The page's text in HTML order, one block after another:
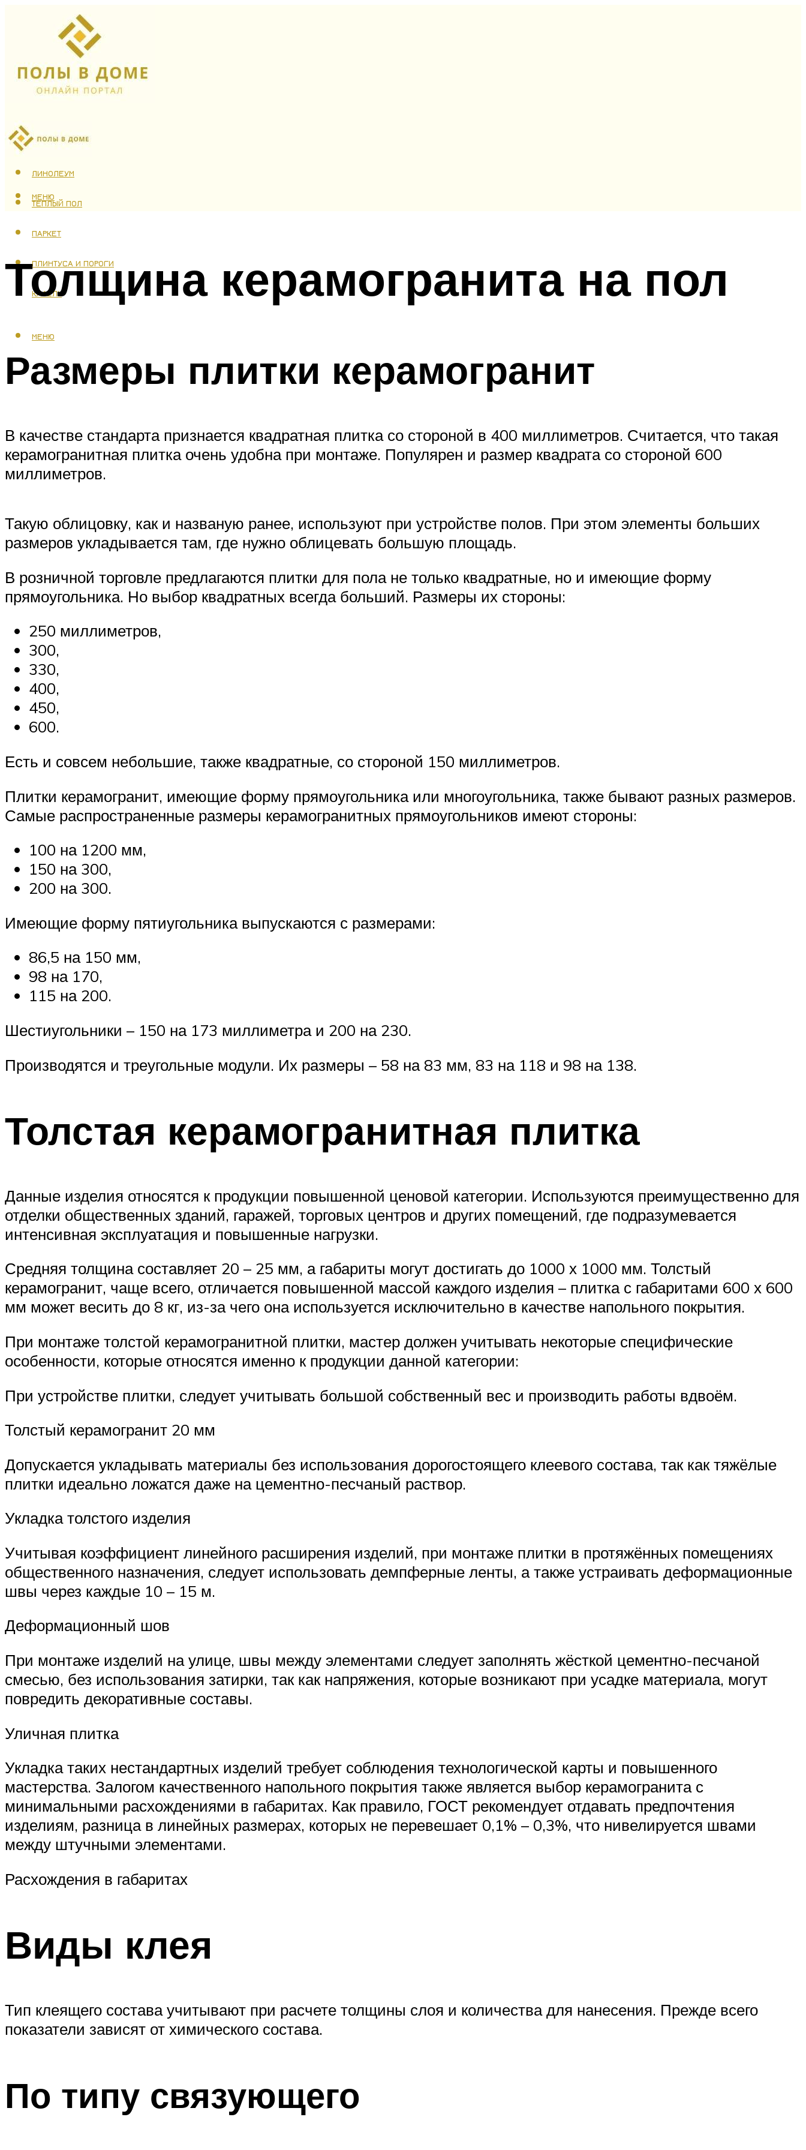
ЛАМИНАТ
ЛИНОЛЕУМ
ТЕПЛЫЙ ПОЛ
ПАРКЕТ
ПЛИНТУСА И ПОРОГИ
КАФЕЛЬ
МЕНЮ
МЕНЮ
Толщина керамогранита на пол
Размеры плитки керамогранит
В качестве стандарта признается квадратная плитка со стороной в 400 миллиметров. Считается, что такая
керамогранитная плитка очень удобна при монтаже. Популярен и размер квадрата со стороной 600
миллиметров.
Такую облицовку, как и названую ранее, используют при устройстве полов. При этом элементы больших
размеров укладывается там, где нужно облицевать большую площадь.
В розничной торговле предлагаются плитки для пола не только квадратные, но и имеющие форму
прямоугольника. Но выбор квадратных всегда больший. Размеры их стороны:
250 миллиметров,
300,
330,
400,
450,
600.
Есть и совсем небольшие, также квадратные, со стороной 150 миллиметров.
Плитки керамогранит, имеющие форму прямоугольника или многоугольника, также бывают разных размеров.
Самые распространенные размеры керамогранитных прямоугольников имеют стороны:
100 на 1200 мм,
150 на 300,
200 на 300.
Имеющие форму пятиугольника выпускаются с размерами:
86,5 на 150 мм,
98 на 170,
115 на 200.
Шестиугольники – 150 на 173 миллиметра и 200 на 230.
Производятся и треугольные модули. Их размеры – 58 на 83 мм, 83 на 118 и 98 на 138.
Толстая керамогранитная плитка
Данные изделия относятся к продукции повышенной ценовой категории. Используются преимущественно для
отделки общественных зданий, гаражей, торговых центров и других помещений, где подразумевается
интенсивная эксплуатация и повышенные нагрузки.
Средняя толщина составляет 20 – 25 мм, а габариты могут достигать до 1000 х 1000 мм. Толстый
керамогранит, чаще всего, отличается повышенной массой каждого изделия – плитка с габаритами 600 х 600
мм может весить до 8 кг, из-за чего она используется исключительно в качестве напольного покрытия.
При монтаже толстой керамогранитной плитки, мастер должен учитывать некоторые специфические
особенности, которые относятся именно к продукции данной категории:
При устройстве плитки, следует учитывать большой собственный вес и производить работы вдвоём.
Толстый керамогранит 20 мм
Допускается укладывать материалы без использования дорогостоящего клеевого состава, так как тяжёлые
плитки идеально ложатся даже на цементно-песчаный раствор.
Укладка толстого изделия
Учитывая коэффициент линейного расширения изделий, при монтаже плитки в протяжённых помещениях
общественного назначения, следует использовать демпферные ленты, а также устраивать деформационные
швы через каждые 10 – 15 м.
Деформационный шов
При монтаже изделий на улице, швы между элементами следует заполнять жёсткой цементно-песчаной
смесью, без использования затирки, так как напряжения, которые возникают при усадке материала, могут
повредить декоративные составы.
Уличная плитка
Укладка таких нестандартных изделий требует соблюдения технологической карты и повышенного
мастерства. Залогом качественного напольного покрытия также является выбор керамогранита с
минимальными расхождениями в габаритах. Как правило, ГОСТ рекомендует отдавать предпочтения
изделиям, разница в линейных размерах, которых не перевешает 0,1% – 0,3%, что нивелируется швами
между штучными элементами.
Расхождения в габаритах
Виды клея
Тип клеящего состава учитывают при расчете толщины слоя и количества для нанесения. Прежде всего
показатели зависят от химического состава.
По типу связующего